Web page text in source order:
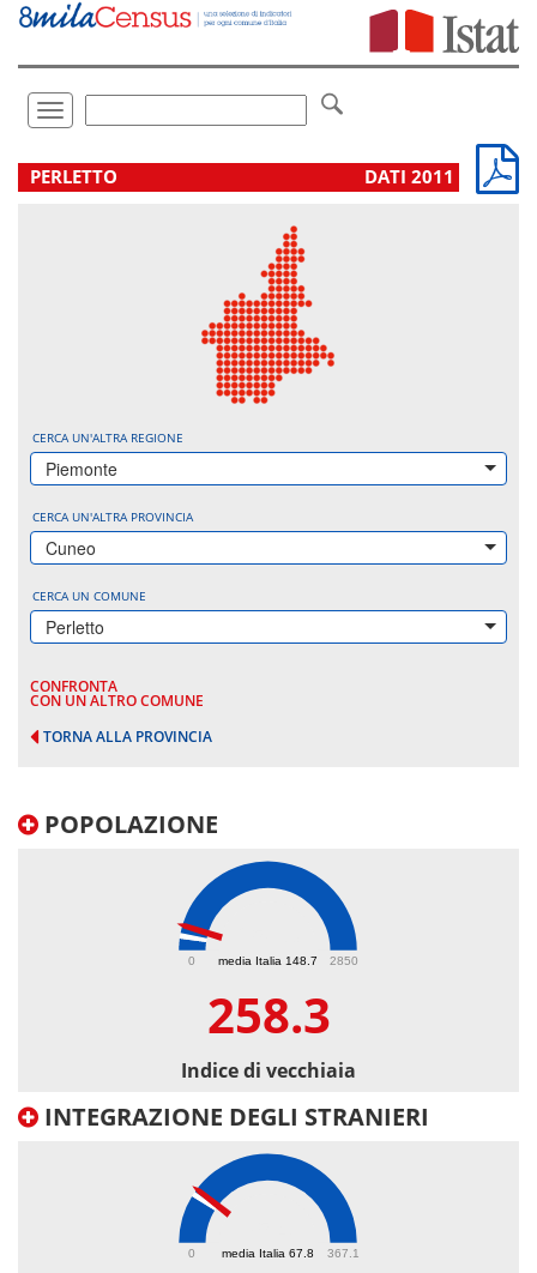
Vai
direttamente
Toggle
navigation
.
PERLETTO DATI 2011
CERCA UN'ALTRA REGIONE
Piemonte
CERCA UN'ALTRA PROVINCIA
Cuneo
CERCA UN COMUNE
Perletto
CONFRONTA
CON UN ALTRO COMUNE
TORNA ALLA PROVINCIA
POPOLAZIONE
media Italia 148.7
0 2850
258.3
Indice di vecchiaia
INTEGRAZIONE DEGLI STRANIERI
media Italia 67.8
0 367.1